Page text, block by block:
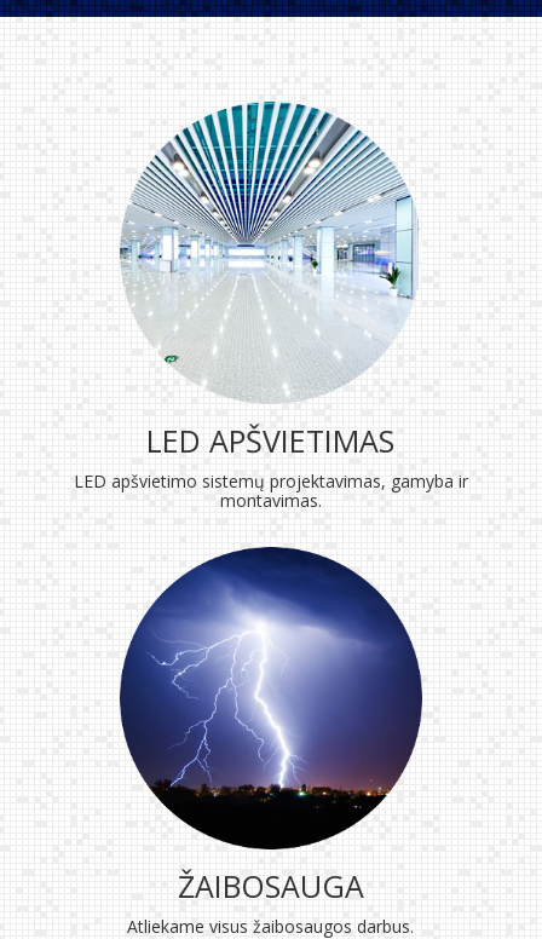
LED APŠVIETIMAS
LED apšvietimo sistemų projektavimas, gamyba ir
montavimas.
ŽAIBOSAUGA
Atliekame visus žaibosaugos darbus.